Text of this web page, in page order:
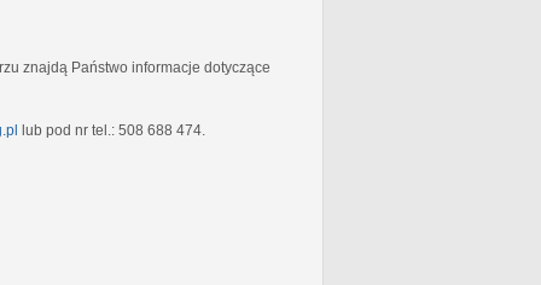
znajdą Państwo informacje dotyczące
lub pod nr tel.: 508 688 474.